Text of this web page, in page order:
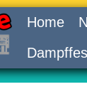
Home